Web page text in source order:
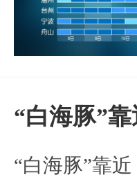
“白海豚”
“白海豚”靠